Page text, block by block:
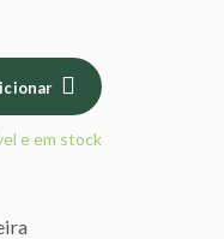
e em stock